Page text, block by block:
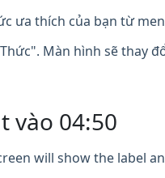
ưa thích của bạn từ
Màn hình sẽ thay
vào 04:50
will show the label